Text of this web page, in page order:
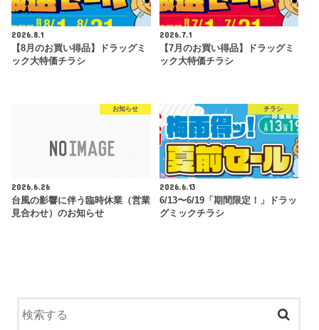
2026.8.1
【8月のお買い得品】ドラッグミ
ック大特価チラシ
2026.7.1
【7月のお買い得品】ドラッグミ
ック大特価チラシ
お知らせ
2026.6.26
台風の影響に伴う臨時休業（営業
見合わせ）のお知らせ
チラシ
2026.6.13
6/13〜6/19「期間限定！」ドラッ
グミックチラシ